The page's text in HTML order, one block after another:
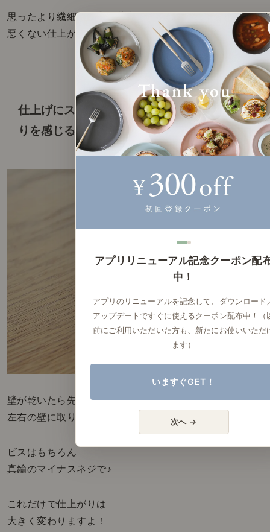
思ったより繊細な作業で苦労しましたが、
悪くない仕上がりではないでしょうか♪
仕上げにスノコを壁に取り付け、木のぬくも
りを感じる空間の完成！
壁が乾いたら先ほどのスノコを
左右の壁に取り付けていきます。
ビスはもちろん
真鍮のマイナスネジで♪
これだけで仕上がりは
大きく変わりますよ！
アプリリニューアル記念クーポン配
中！
アプリのリニューアルを記念して、ダウンロード
アップデートですぐに使えるクーポン配布中！（
前にご利用いただいた方も、新たにお使いいただ
ます）
いますぐGET！
次へ →